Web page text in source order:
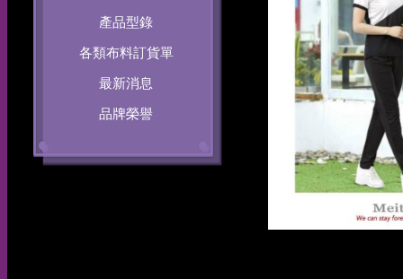
產品型錄
各類布料訂貨單
最新消息
品牌榮譽